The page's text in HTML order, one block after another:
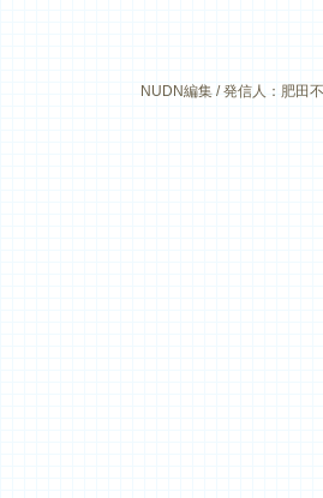
NUDN編集 / 発信人：肥田